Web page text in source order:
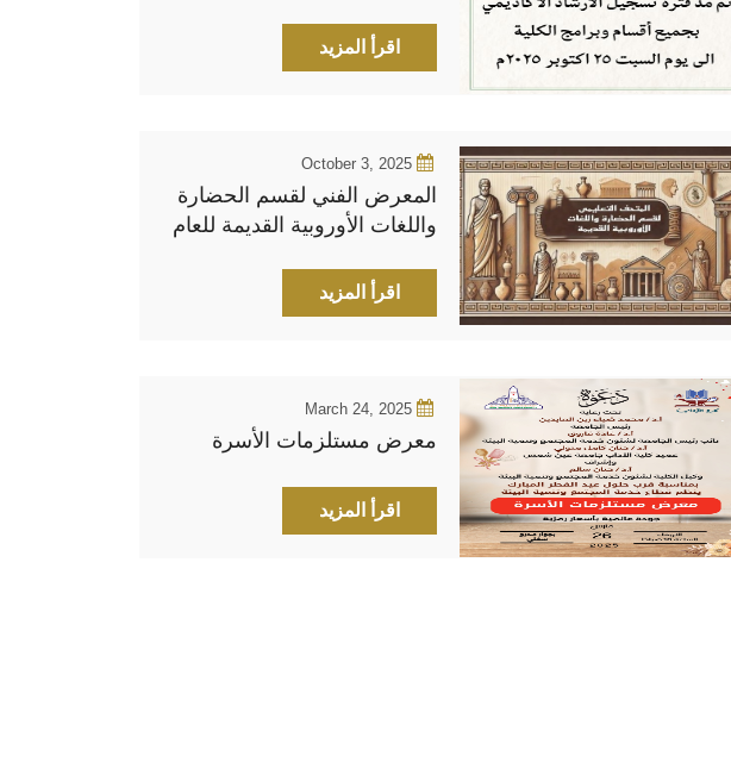
اقرأ المزيد
October 3, 2025
المعرض الفني لقسم الحضارة
واللغات الأوروبية القديمة للعام
اقرأ المزيد
March 24, 2025
معرض مستلزمات الأسرة
اقرأ المزيد